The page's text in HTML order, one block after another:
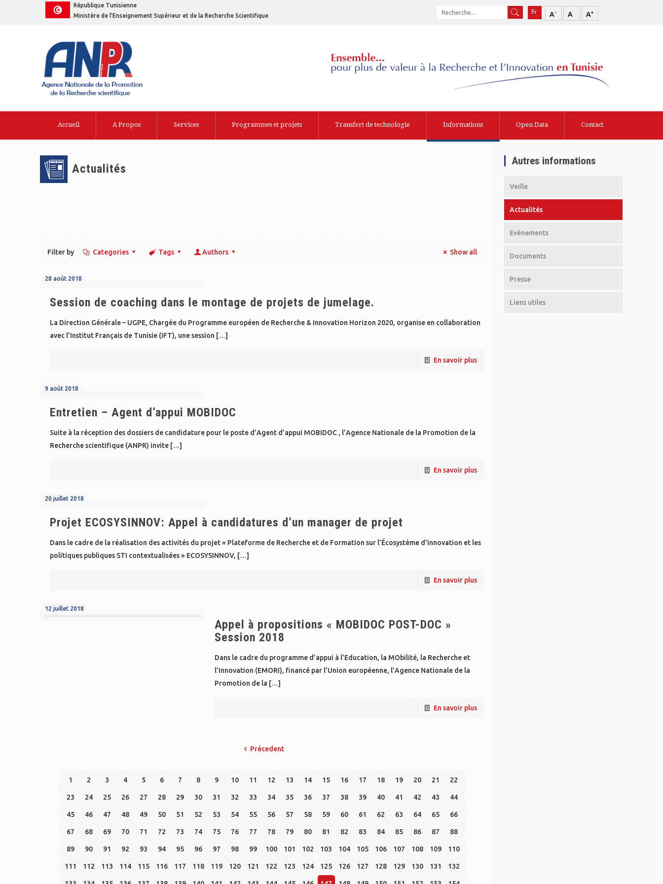
République Tunisienne
Ministère de l'Enseignement Supérieur et de la Recherche Scientifique
A- A A+
Accueil A Propos Services Programmes et projets Transfert de technologie Informations Open Data Contact
Actualités
Filter by Categories Tags Authors Show all
28 août 2018
Session de coaching dans le montage de projets de jumelage.
La Direction Générale – UGPE, Chargée du Programme européen de Recherche & Innovation Horizon 2020, organise en collaboration
avec l’Institut Français de Tunisie (IFT), une session […]
En savoir plus
9 août 2018
Entretien – Agent d’appui MOBIDOC
Suite à la réception des dossiers de candidature pour le poste d’Agent d’appui MOBIDOC , l’Agence Nationale de la Promotion de la
Recherche scientifique (ANPR) invite […]
En savoir plus
20 juillet 2018
Projet ECOSYSINNOV: Appel à candidatures d’un manager de projet
Dans le cadre de la réalisation des activités du projet « Plateforme de Recherche et de Formation sur l’Écosystème d’Innovation et les
politiques publiques STI contextualisées » ECOSYSINNOV, […]
En savoir plus
12 juillet 2018
Appel à propositions « MOBIDOC POST-DOC »
Session 2018
Dans le cadre du programme d’appui à l’Education, la MObilité, la Recherche et
l’Innovation (EMORI), financé par l’Union européenne, l’Agence Nationale de la
Promotion de la […]
En savoir plus
Précedent
1 2 3 4 5 6 7 8 9 10 11 12 13 14 15 16 17 18 19 20 21 22
23 24 25 26 27 28 29 30 31 32 33 34 35 36 37 38 39 40 41 42 43 44
45 46 47 48 49 50 51 52 53 54 55 56 57 58 59 60 61 62 63 64 65 66
67 68 69 70 71 72 73 74 75 76 77 78 79 80 81 82 83 84 85 86 87 88
89 90 91 92 93 94 95 96 97 98 99 100 101 102 103 104 105 106 107 108 109 110
111 112 113 114 115 116 117 118 119 120 121 122 123 124 125 126 127 128 129 130 131 132
Autres informations
Veille
Actualités
Evénements
Documents
Presse
Liens utiles